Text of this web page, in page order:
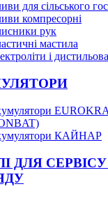
для сільського
компресорні
рук
мастила
і
КАЙНАР
ДЛЯ